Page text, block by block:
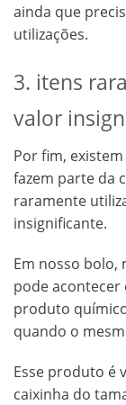
ainda que
utilizações.
3. itens
valor
Por fim,
fazem parte da
raramente
insignificante.
Em nosso bolo,
pode
produto
quando o
Esse produto é
caixinha do